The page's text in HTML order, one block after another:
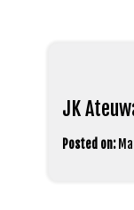
JK
Posted on: